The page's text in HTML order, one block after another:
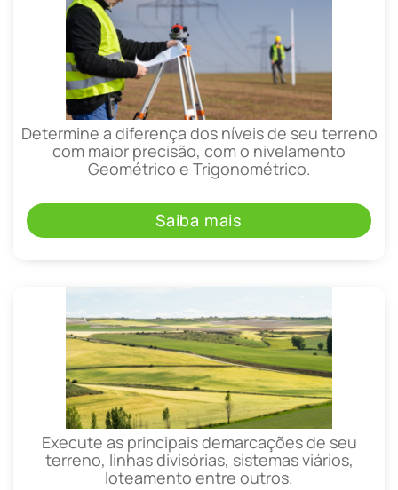
Determine a diferença dos níveis de seu terreno
com maior precisão, com o nivelamento
Geométrico e Trigonométrico.
Saiba mais
Execute as principais demarcações de seu
terreno, linhas divisórias, sistemas viários,
loteamento entre outros.